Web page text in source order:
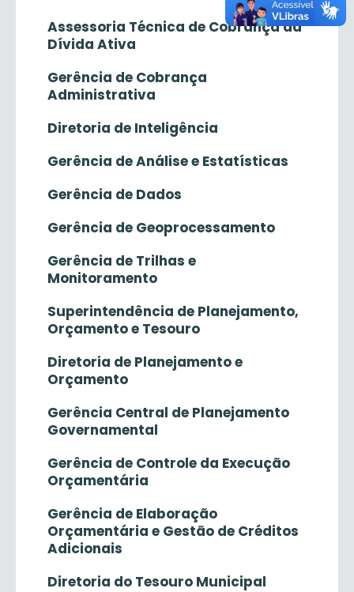
Assessoria Técnica de Cobrança da
Dívida Ativa
Gerência de Cobrança
Administrativa
Diretoria de Inteligência
Gerência de Análise e Estatísticas
Gerência de Dados
Gerência de Geoprocessamento
Gerência de Trilhas e
Monitoramento
Superintendência de Planejamento,
Orçamento e Tesouro
Diretoria de Planejamento e
Orçamento
Gerência Central de Planejamento
Governamental
Gerência de Controle da Execução
Orçamentária
Gerência de Elaboração
Orçamentária e Gestão de Créditos
Adicionais
Diretoria do Tesouro Municipal